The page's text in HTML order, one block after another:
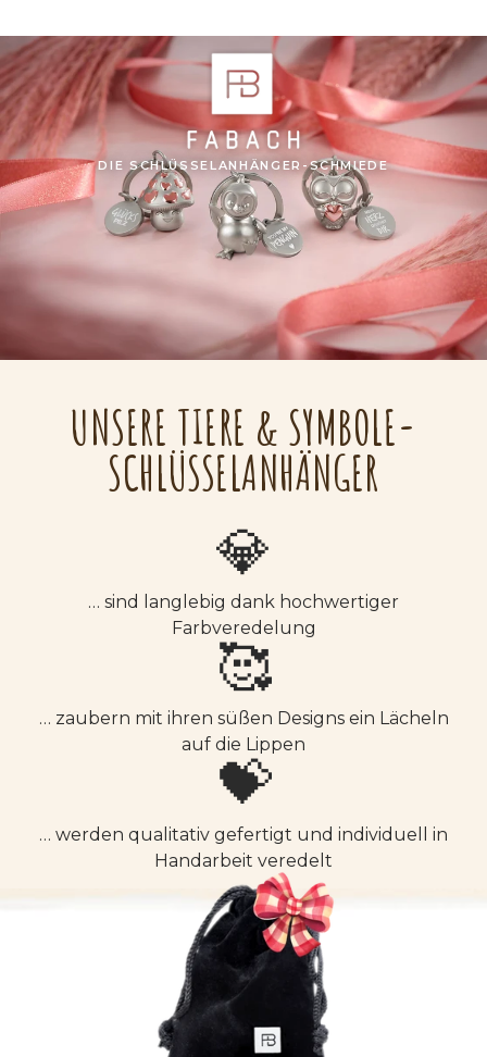
DIE SCHLÜSSELANHÄNGER-SCHMIEDE
UNSERE TIERE & SYMBOLE-
SCHLÜSSELANHÄNGER
💎
… sind langlebig dank hochwertiger
Farbveredelung
🥰
… zaubern mit ihren süßen Designs ein Lächeln
auf die Lippen
💝
… werden qualitativ gefertigt und individuell in
Handarbeit veredelt